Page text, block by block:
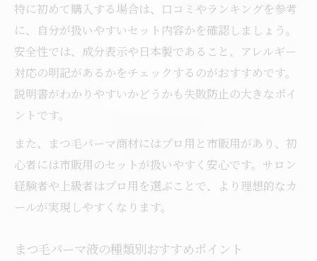
自宅で使いやすいまつ毛パーマ液の選び方
初心者でも使いやすいまつ毛パーマ液とは
まつ毛パーマ液の使い方と選び方のコツ
サロン用まつ毛パーマ液のメリット解説
まつ毛パーマ液プロ用と市販の違いを知る
ロッドの違いで差がつくまつ毛パーマ体験
まつ毛パーマ ロッド人気の理由を解説
まつ毛パーマ ロッドの比較ポイントとは
特に初めて購入する場合は、口コミやランキングを参考
に、自分が扱いやすいセット内容かを確認しましょう。
安全性では、成分表示や日本製であること、アレルギー
対応の明記があるかをチェックするのがおすすめです。
説明書がわかりやすいかどうかも失敗防止の大きなポイ
ントです。
また、まつ毛パーマ商材にはプロ用と市販用があり、初
心者には市販用のセットが扱いやすく安心です。サロン
経験者や上級者はプロ用を選ぶことで、より理想的なカ
ールが実現しやすくなります。
まつ毛パーマ液の種類別おすすめポイント